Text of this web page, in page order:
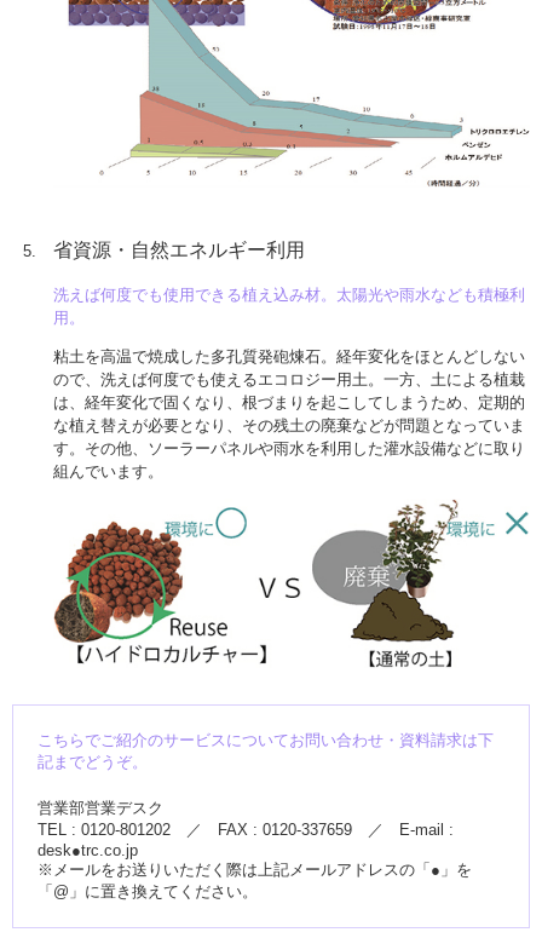
省資源・自然エネルギー利用
洗えば何度でも使用できる植え込み材。太陽光や雨水なども積極利
用。
粘土を高温で焼成した多孔質発砲煉石。経年変化をほとんどしない
ので、洗えば何度でも使えるエコロジー用土。一方、土による植栽
は、経年変化で固くなり、根づまりを起こしてしまうため、定期的
な植え替えが必要となり、その残土の廃棄などが問題となっていま
す。その他、ソーラーパネルや雨水を利用した灌水設備などに取り
組んでいます。
こちらでご紹介のサービスについてお問い合わせ・資料請求は下
記までどうぞ。
営業部営業デスク
TEL : 0120-801202 ／ FAX : 0120-337659 ／ E-mail :
desk●trc.co.jp
※メールをお送りいただく際は上記メールアドレスの「●」を
「@」に置き換えてください。